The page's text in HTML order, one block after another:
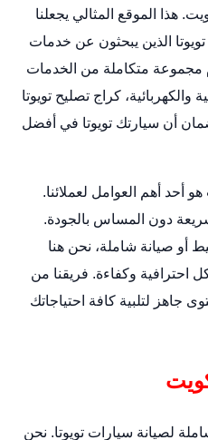
هذا الموقع المثالي يجعلنا
الذين يبحثون عن خدمات
مجموعة متكاملة من الخدمات
والكهربائية، كراج تصليح تويوتا
أن سيارتك تويوتا في أفضل
أحد أهم العوامل لعملائنا.
دون المساس بالجودة.
أو صيانة شاملة، نحن هنا
احترافية وكفاءة. فريقنا من
جاهز لتلبية كافة احتياجاتك
لصيانة سيارات تويوتا. نحن